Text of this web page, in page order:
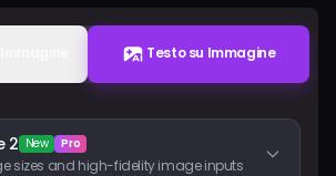
Testo su Immagine
2 New Pro
sizes and high-fidelity image inputs